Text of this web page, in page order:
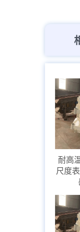
耐高
尺度